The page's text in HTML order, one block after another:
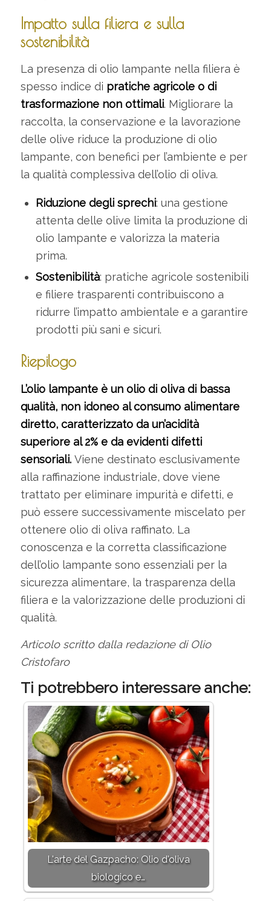
Impatto sulla filiera e sulla
sostenibilità
La presenza di olio lampante nella filiera è
spesso indice di pratiche agricole o di
trasformazione non ottimali. Migliorare la
raccolta, la conservazione e la lavorazione
delle olive riduce la produzione di olio
lampante, con benefici per l’ambiente e per
la qualità complessiva dell’olio di oliva.
Riduzione degli sprechi: una gestione
attenta delle olive limita la produzione di
olio lampante e valorizza la materia
prima.
Sostenibilità: pratiche agricole sostenibili
e filiere trasparenti contribuiscono a
ridurre l’impatto ambientale e a garantire
prodotti più sani e sicuri.
Riepilogo
L’olio lampante è un olio di oliva di bassa
qualità, non idoneo al consumo alimentare
diretto, caratterizzato da un’acidità
superiore al 2% e da evidenti difetti
sensoriali.Viene destinato esclusivamente
alla raffinazione industriale, dove viene
trattato per eliminare impurità e difetti, e
può essere successivamente miscelato per
ottenere olio di oliva raffinato. La
conoscenza e la corretta classificazione
dell’olio lampante sono essenziali per la
sicurezza alimentare, la trasparenza della
filiera e la valorizzazione delle produzioni di
qualità.
Articolo scritto dalla redazione di Olio
Cristofaro
Ti potrebbero interessare anche:
L'arte del Gazpacho: Olio d'oliva
biologico e…